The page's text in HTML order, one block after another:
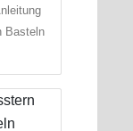
Basteln